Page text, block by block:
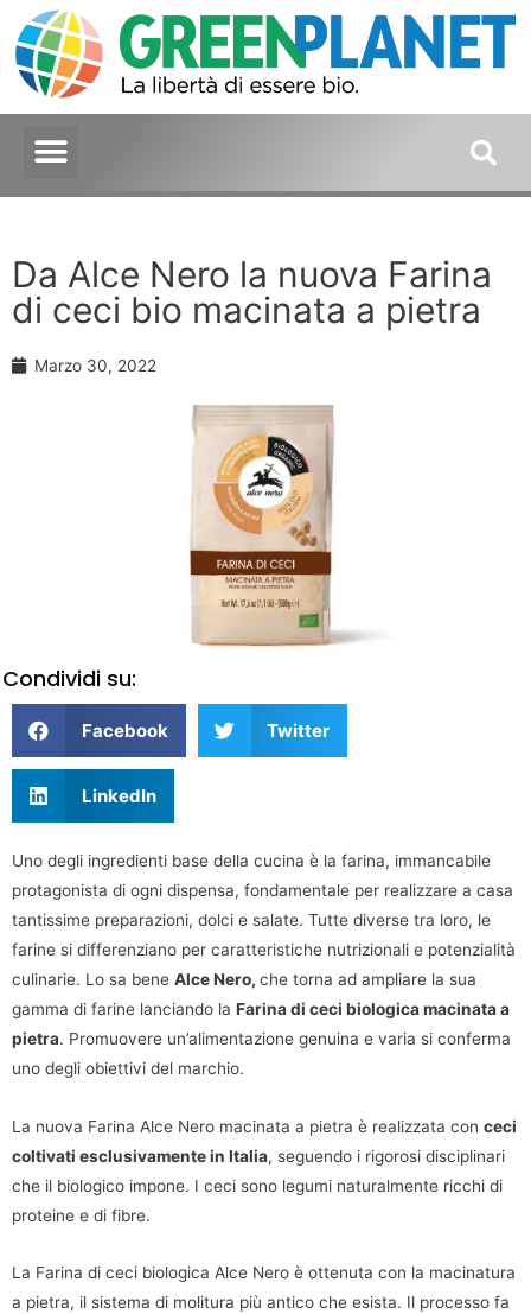
Da Alce Nero la nuova Farina
di ceci bio macinata a pietra
Marzo 30, 2022
Condividi su:
Facebook Twitter
LinkedIn
Uno degli ingredienti base della cucina è la farina, immancabile
protagonista di ogni dispensa, fondamentale per realizzare a casa
tantissime preparazioni, dolci e salate. Tutte diverse tra loro, le
farine si differenziano per caratteristiche nutrizionali e potenzialità
culinarie. Lo sa bene Alce Nero, che torna ad ampliare la sua
gamma di farine lanciando la Farina di ceci biologica macinata a
pietra. Promuovere un’alimentazione genuina e varia si conferma
uno degli obiettivi del marchio.
La nuova Farina Alce Nero macinata a pietra è realizzata con ceci
coltivati esclusivamente in Italia, seguendo i rigorosi disciplinari
che il biologico impone. I ceci sono legumi naturalmente ricchi di
proteine e di fibre.
La Farina di ceci biologica Alce Nero è ottenuta con la macinatura
a pietra, il sistema di molitura più antico che esista. Il processo fa